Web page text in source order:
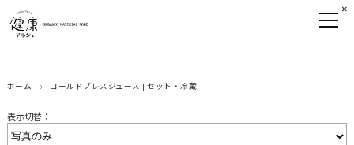
ホーム コールドプレスジュース | セット・冷蔵
表示切替：
×